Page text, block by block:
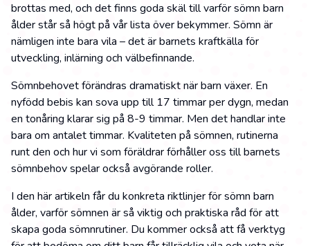
brottas med, och det finns goda skäl till varför sömn barn
ålder står så högt på vår lista över bekymmer. Sömn är
nämligen inte bara vila – det är barnets kraftkälla för
utveckling, inlärning och välbefinnande.
Sömnbehovet förändras dramatiskt när barn växer. En
nyfödd bebis kan sova upp till 17 timmar per dygn, medan
en tonåring klarar sig på 8-9 timmar. Men det handlar inte
bara om antalet timmar. Kvaliteten på sömnen, rutinerna
runt den och hur vi som föräldrar förhåller oss till barnets
sömnbehov spelar också avgörande roller.
I den här artikeln får du konkreta riktlinjer för sömn barn
ålder, varför sömnen är så viktig och praktiska råd för att
skapa goda sömnrutiner. Du kommer också att få verktyg